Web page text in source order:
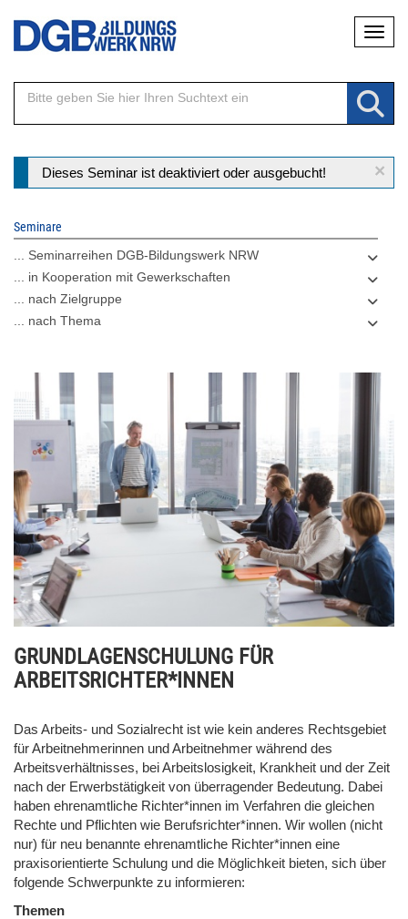
Direkt
Inhalt
×
Statusmeldung
Dieses Seminar ist deaktiviert oder ausgebucht!
Seminare
... Seminarreihen DGB-Bildungswerk NRW
... in Kooperation mit Gewerkschaften
... nach Zielgruppe
... nach Thema
GRUNDLAGENSCHULUNG FÜR
ARBEITSRICHTER*INNEN
Das Arbeits- und Sozialrecht ist wie kein anderes Rechtsgebiet
für Arbeitnehmerinnen und Arbeitnehmer während des
Arbeitsverhältnisses, bei Arbeitslosigkeit, Krankheit und der Zeit
nach der Erwerbstätigkeit von überragender Bedeutung. Dabei
haben ehrenamtliche Richter*innen im Verfahren die gleichen
Rechte und Pflichten wie Berufsrichter*innen. Wir wollen (nicht
nur) für neu benannte ehrenamtliche Richter*innen eine
praxisorientierte Schulung und die Möglichkeit bieten, sich über
folgende Schwerpunkte zu informieren:
Themen